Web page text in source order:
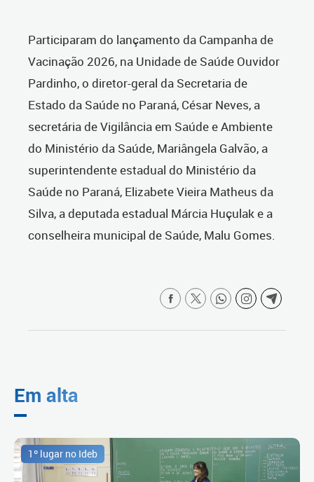
Participaram do lançamento da Campanha de
Vacinação 2026, na Unidade de Saúde Ouvidor
Pardinho, o diretor-geral da Secretaria de
Estado da Saúde no Paraná, César Neves, a
secretária de Vigilância em Saúde e Ambiente
do Ministério da Saúde, Mariângela Galvão, a
superintendente estadual do Ministério da
Saúde no Paraná, Elizabete Vieira Matheus da
Silva, a deputada estadual Márcia Huçulak e a
conselheira municipal de Saúde, Malu Gomes.
Em alta
1º lugar no Ideb